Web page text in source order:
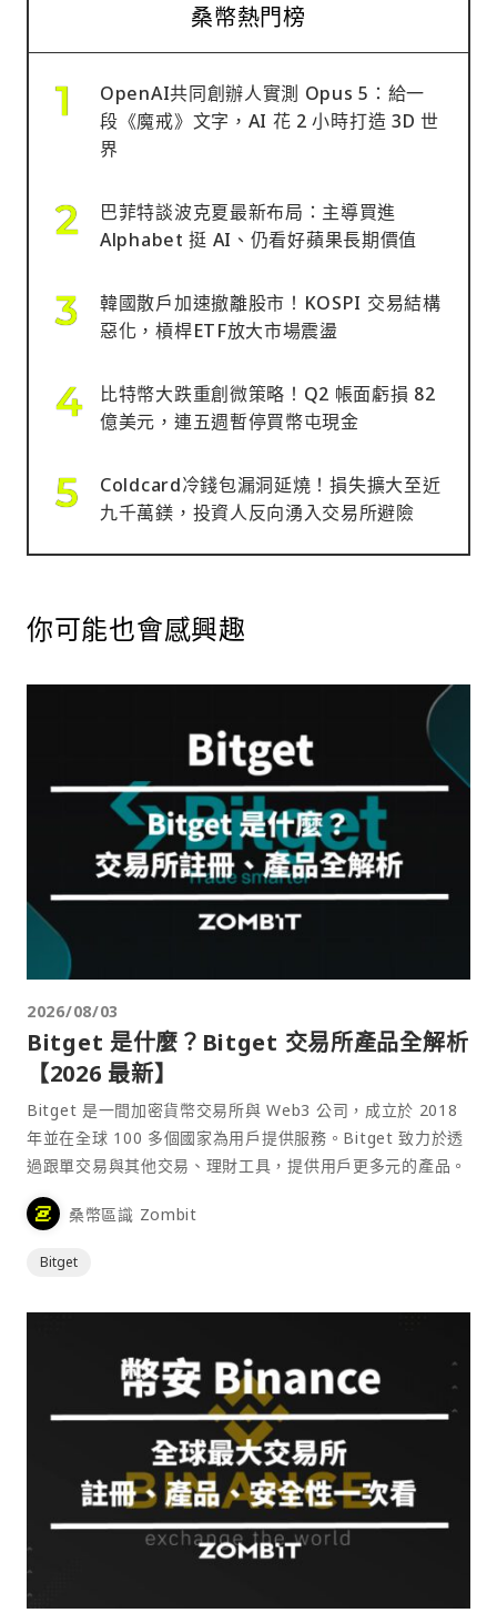
桑幣熱門榜
OpenAI共同創辦人實測 Opus 5：給一
段《魔戒》文字，AI 花 2 小時打造 3D 世
界
巴菲特談波克夏最新布局：主導買進
Alphabet 挺 AI、仍看好蘋果長期價值
韓國散戶加速撤離股市！KOSPI 交易結構
惡化，槓桿ETF放大市場震盪
比特幣大跌重創微策略！Q2 帳面虧損 82
億美元，連五週暫停買幣屯現金
Coldcard冷錢包漏洞延燒！損失擴大至近
九千萬鎂，投資人反向湧入交易所避險
你可能也會感興趣
2026/08/03
Bitget 是什麼？Bitget 交易所產品全解析
【2026 最新】
Bitget 是一間加密貨幣交易所與 Web3 公司，成立於 2018
年並在全球 100 多個國家為用戶提供服務。Bitget 致力於透
過跟單交易與其他交易、理財工具，提供用戶更多元的產品。
桑幣區識 Zombit
Bitget